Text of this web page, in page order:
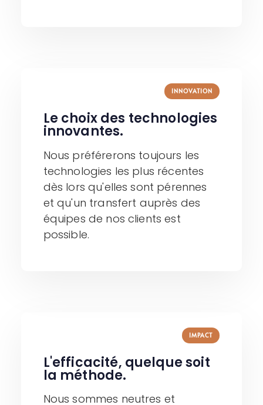
INNOVATION
Le choix des technologies
innovantes.
Nous préférerons toujours les
technologies les plus récentes
dès lors qu'elles sont pérennes
et qu'un transfert auprès des
équipes de nos clients est
possible.​
IMPACT
L'efficacité, quelque soit
la méthode. ​
Nous sommes neutres et